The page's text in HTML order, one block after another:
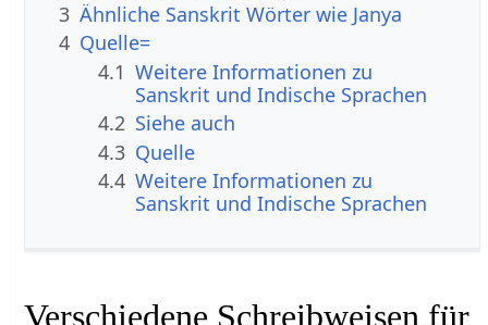
3 Ähnliche Sanskrit Wörter wie Janya
4 Quelle=
4.1 Weitere Informationen zu
Sanskrit und Indische Sprachen
4.2 Siehe auch
4.3 Quelle
4.4 Weitere Informationen zu
Sanskrit und Indische Sprachen
Verschiedene Schreibweisen für